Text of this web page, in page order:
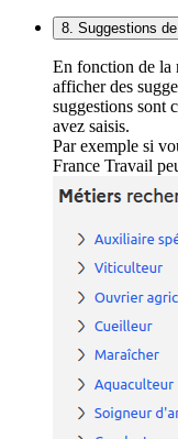
8. Suggestions
En fonction de la
afficher des
suggestions sont
avez saisis.
Par exemple si
France Travail